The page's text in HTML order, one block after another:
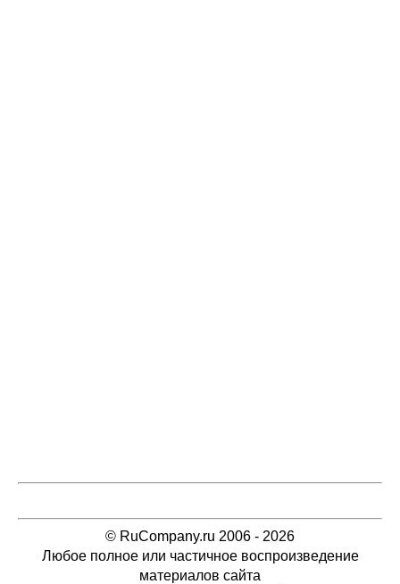
© RuCompany.ru 2006 - 2026
Любое полное или частичное воспроизведение
материалов сайта